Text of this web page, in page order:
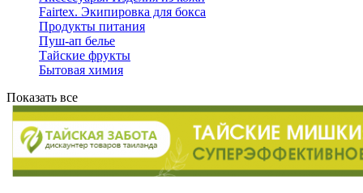
Fairtex. Экипировка для бокса
Продукты питания
Пуш-ап белье
Тайские фрукты
Бытовая химия
Показать все